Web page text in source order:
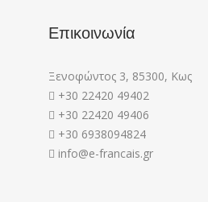
Επικοινωνία
Ξενοφώντος 3, 85300, Κως
+30 22420 49402
+30 22420 49406
+30 6938094824
info@e-francais.gr